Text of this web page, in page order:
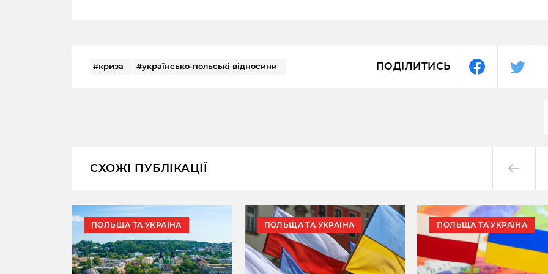
#криза #українсько-польські відносини ПОДІЛИТИСЬ
СХОЖІ ПУБЛІКАЦІЇ
ПОЛЬЩА ТА УКРАЇНА ПОЛЬЩА ТА УКРАЇНА ПОЛЬЩА ТА УКРАЇНА